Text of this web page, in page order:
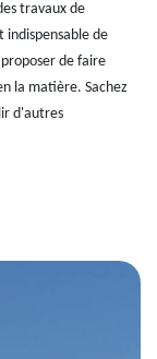
travaux de
indispensable de
de faire
la matière. Sachez
d'autres